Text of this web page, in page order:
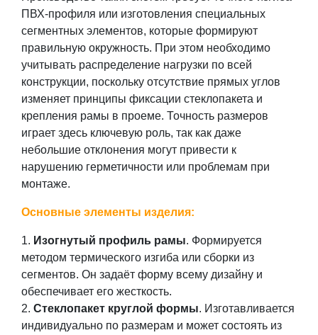
ПВХ-профиля или изготовления специальных
сегментных элементов, которые формируют
правильную окружность. При этом необходимо
учитывать распределение нагрузки по всей
конструкции, поскольку отсутствие прямых углов
изменяет принципы фиксации стеклопакета и
крепления рамы в проеме. Точность размеров
играет здесь ключевую роль, так как даже
небольшие отклонения могут привести к
нарушению герметичности или проблемам при
монтаже.
Основные элементы изделия:
Изогнутый профиль рамы. Формируется
методом термического изгиба или сборки из
сегментов. Он задаёт форму всему дизайну и
обеспечивает его жесткость.
Стеклопакет круглой формы. Изготавливается
индивидуально по размерам и может состоять из